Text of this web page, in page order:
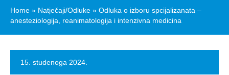
Home » Natječaji/Odluke » Odluka o izboru spcijalizanata –
anesteziologija, reanimatologija i intenzivna medicina
15. studenoga 2024.